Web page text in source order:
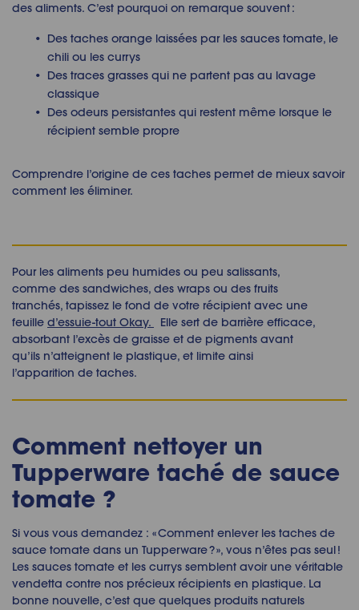
des aliments. C’est pourquoi on remarque souvent :
Des taches orange laissées par les sauces tomate, le
chili ou les currys
Des traces grasses qui ne partent pas au lavage
classique
Des odeurs persistantes qui restent même lorsque le
récipient semble propre
Comprendre l’origine de ces taches permet de mieux savoir
comment les éliminer.
Pour les aliments peu humides ou peu salissants,
comme des sandwiches, des wraps ou des fruits
tranchés, tapissez le fond de votre récipient avec une
feuille d’essuie-tout Okay.
Elle sert de barrière efficace,
absorbant l’excès de graisse et de pigments avant
qu’ils n’atteignent le plastique, et limite ainsi
l’apparition de taches.
Comment nettoyer un
Tupperware taché de sauce
tomate ?
Si vous vous demandez : « Comment enlever les taches de
sauce tomate dans un Tupperware ? », vous n’êtes pas seul !
Les sauces tomate et les currys semblent avoir une véritable
vendetta contre nos précieux récipients en plastique. La
bonne nouvelle, c’est que quelques produits naturels